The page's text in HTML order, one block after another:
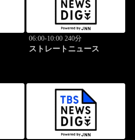
06:00-10:00 240分
ストレートニュース